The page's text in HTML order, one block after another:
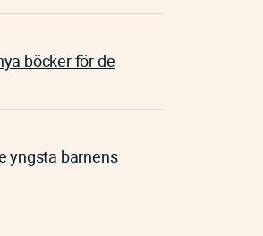
böcker för de
yngsta barnens